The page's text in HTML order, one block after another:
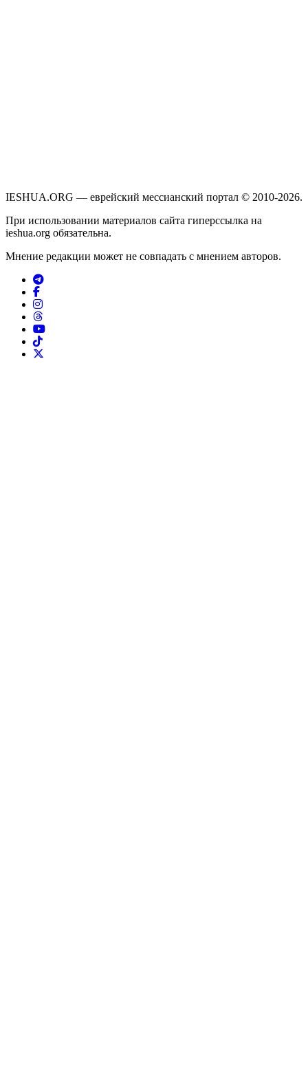
IESHUA.ORG — еврейский мессианский портал © 2010-2026.
При использовании материалов сайта гиперссылка на
ieshua.org обязательна.
Мнение редакции может не совпадать с мнением авторов.